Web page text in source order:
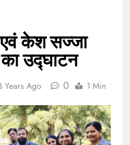
एवं केश सज्जा
का उद्घाटन
Years Ago 0 1 Min